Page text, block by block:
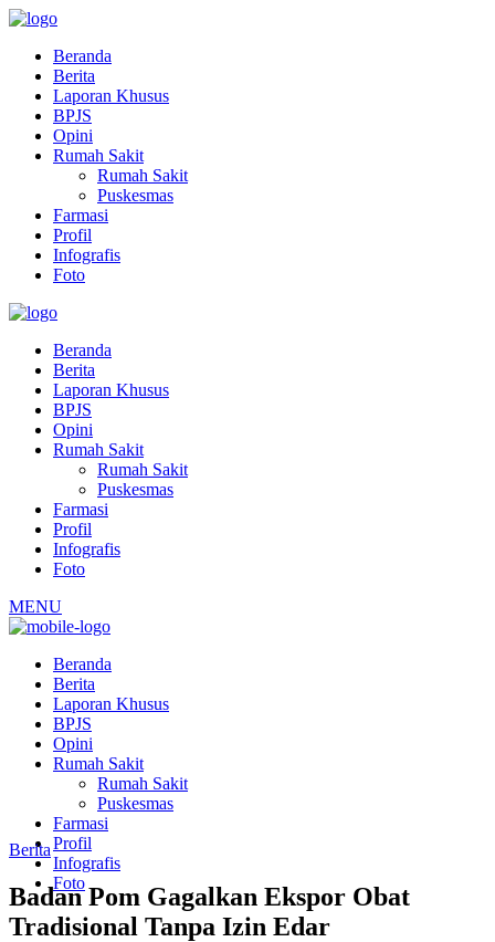
Beranda
Berita
Laporan Khusus
BPJS
Opini
Rumah Sakit
Rumah Sakit
Puskesmas
Farmasi
Profil
Infografis
Foto
Beranda
Berita
Laporan Khusus
BPJS
Opini
Rumah Sakit
Rumah Sakit
Puskesmas
Farmasi
Profil
Infografis
Foto
MENU
Beranda
Berita
Laporan Khusus
BPJS
Opini
Rumah Sakit
Rumah Sakit
Puskesmas
Farmasi
Profil
Infografis
Foto
Berita
Badan Pom Gagalkan Ekspor Obat
Tradisional Tanpa Izin Edar